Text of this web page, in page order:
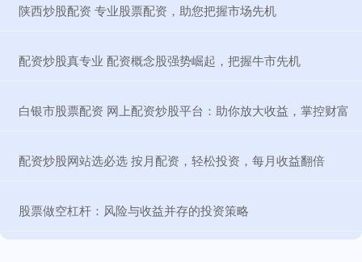
​陕西炒股配资 专业股票配资，助您把握市场先机
​配资炒股真专业 配资概念股强势崛起，把握牛市先机
​白银市股票配资 网上配资炒股平台：助你放大收益，掌控财富
​配资炒股网站选必选 按月配资，轻松投资，每月收益翻倍
​股票做空杠杆：风险与收益并存的投资策略